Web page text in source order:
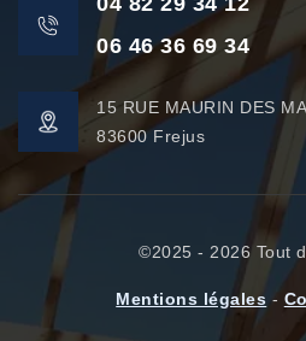
06 46 36 69 34
15 RUE MAURIN DES
83600 Frejus
©2025 - 2026 Tout
Mentions légales -